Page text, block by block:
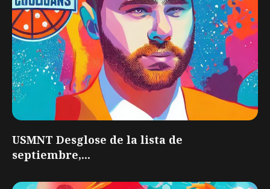
USMNT Desglose de la lista de
septiembre,...